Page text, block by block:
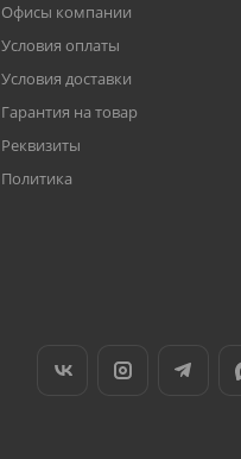
Офисы компании
Условия оплаты
Условия доставки
Гарантия на товар
Реквизиты
Политика